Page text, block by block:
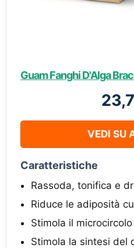
Guam Fanghi D'Alga
VEDI SU
Caratteristiche
Rassoda, tonifica e
Riduce le adiposità
Stimola il
Stimola la sintesi del